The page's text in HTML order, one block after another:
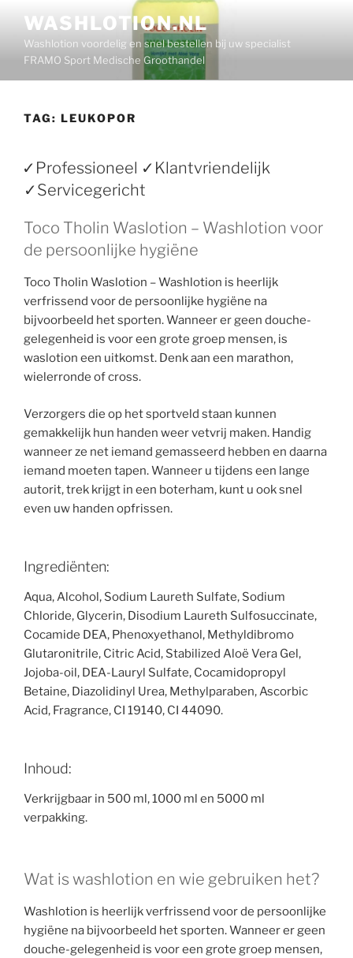
inhoud
WASHLOTION.NL
Washlotion voordelig en snel bestellen bij uw specialist
FRAMO Sport Medische Groothandel
TAG: LEUKOPOR
✓Professioneel ✓Klantvriendelijk
✓Servicegericht
Toco Tholin Waslotion – Washlotion voor
de persoonlijke hygiëne
Toco Tholin Waslotion – Washlotion is heerlijk
verfrissend voor de persoonlijke hygiëne na
bijvoorbeeld het sporten. Wanneer er geen douche-
gelegenheid is voor een grote groep mensen, is
waslotion een uitkomst. Denk aan een marathon,
wielerronde of cross.
Verzorgers die op het sportveld staan kunnen
gemakkelijk hun handen weer vetvrij maken. Handig
wanneer ze net iemand gemasseerd hebben en daarna
iemand moeten tapen. Wanneer u tijdens een lange
autorit, trek krijgt in een boterham, kunt u ook snel
even uw handen opfrissen.
Ingrediënten:
Aqua, Alcohol, Sodium Laureth Sulfate, Sodium
Chloride, Glycerin, Disodium Laureth Sulfosuccinate,
Cocamide DEA, Phenoxyethanol, Methyldibromo
Glutaronitrile, Citric Acid, Stabilized Aloë Vera Gel,
Jojoba-oil, DEA-Lauryl Sulfate, Cocamidopropyl
Betaine, Diazolidinyl Urea, Methylparaben, Ascorbic
Acid, Fragrance, CI 19140, CI 44090.
Inhoud:
Verkrijgbaar in 500 ml, 1000 ml en 5000 ml
verpakking.
Wat is washlotion en wie gebruiken het?
Washlotion is heerlijk verfrissend voor de persoonlijke
hygiëne na bijvoorbeeld het sporten. Wanneer er geen
douche-gelegenheid is voor een grote groep mensen,